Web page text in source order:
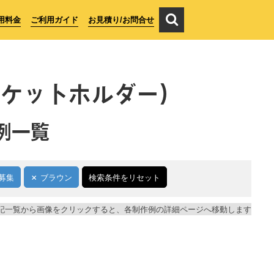
料金 ご利用ガイド お見積り/お問合せ
ットホルダー）
一覧
集 ブラウン 検索条件をリセット
一覧から画像をクリックすると、各制作例の詳細ページへ移動します